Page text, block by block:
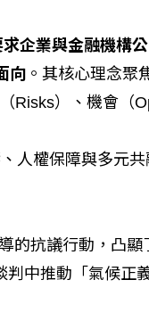
企業與金融機構
向 。其核心理念聚
Risks）、機會（
人權保障與多元
的抗議行動，凸
中推動「氣候正